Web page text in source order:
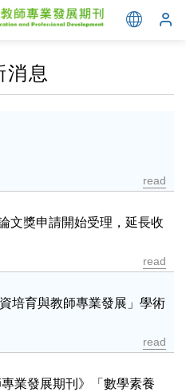
消息
read
文獎申請開始受理，延長收
read
培育與教師專業發展」學術
read
業發展期刊》「數學素養